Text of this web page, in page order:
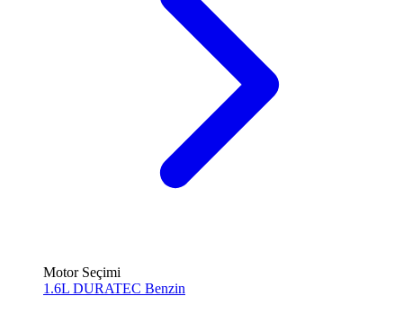
Motor Seçimi
1.6L DURATEC Benzin